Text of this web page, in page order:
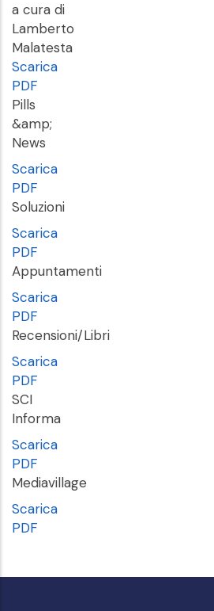
a cura di
Lamberto
Malatesta
Scarica
PDF
Pills
&amp;
News
Scarica
PDF
Soluzioni
Scarica
PDF
Appuntamenti
Scarica
PDF
Recensioni/Libri
Scarica
PDF
SCI
Informa
Scarica
PDF
Mediavillage
Scarica
PDF